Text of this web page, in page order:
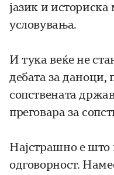
јазик и
условувања.
И тука веќе не
дебата за
сопствената
преговара за
Најстрашно е
одговорност.